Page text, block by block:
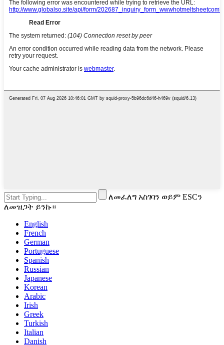
ለመፈለግ አስገባን ወይም ESCን
ለመዝጋት ይንኩ።
English
French
German
Portuguese
Spanish
Russian
Japanese
Korean
Arabic
Irish
Greek
Turkish
Italian
Danish